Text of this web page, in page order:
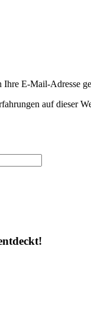
E-Mail-Adresse
auf dieser